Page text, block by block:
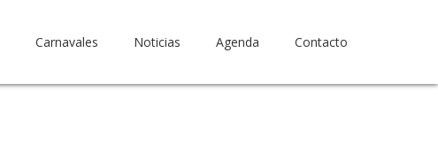
Carnavales Noticias Agenda Contacto